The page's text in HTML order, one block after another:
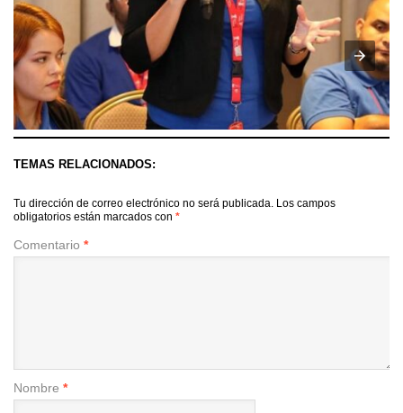
TEMAS RELACIONADOS:
Tu dirección de correo electrónico no será publicada. Los campos
obligatorios están marcados con *
Comentario *
Nombre *